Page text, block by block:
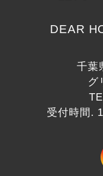
DEAR
千葉
グ
受付時間.